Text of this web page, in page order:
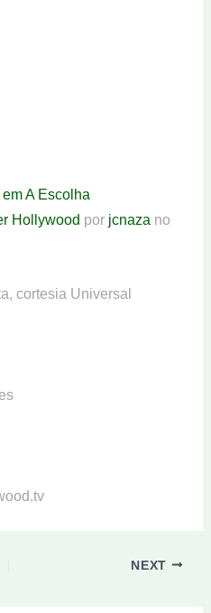
A Escolha
Hollywood por jcnaza no
cortesia Universal
NEXT